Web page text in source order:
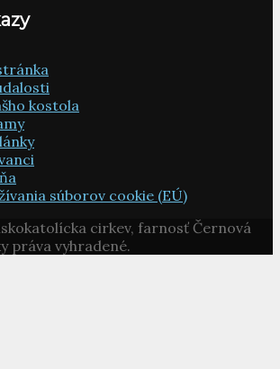
kostola
súborov cookie (EÚ)
cirkev, farnosť Černová
práva vyhradené.